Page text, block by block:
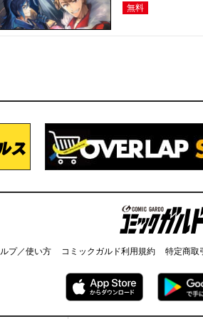
無料
コミックガルド
プ／使い方 コミックガルド利用規約 特定商取